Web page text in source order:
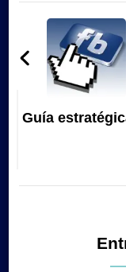
de
entradas
Guía